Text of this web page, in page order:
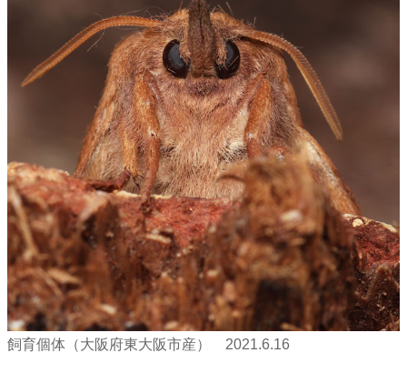
飼育個体（大阪府東大阪市産） 2021.6.16